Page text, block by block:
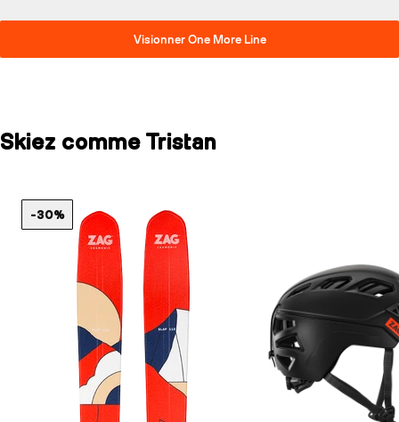
Visionner One More Line
Skiez comme Tristan
-30%